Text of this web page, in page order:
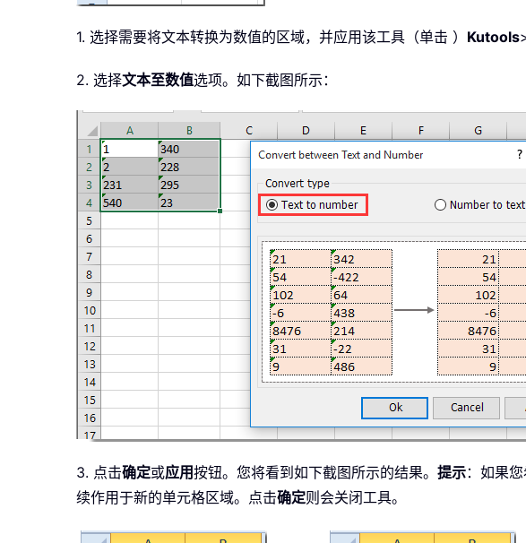
1. 选择需要将文本转换为数值的区域，并应用该工具（单击 ） Kutools
2. 选择文本至数值选项。如下截图所示：
3. 点击确定或应用按钮。您将看到如下截图所示的结果。 提示：如果
续作用于新的单元格区域。点击确定则会关闭工具。